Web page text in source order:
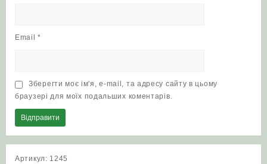
Email*
Зберегти моє ім'я, e-mail, та адресу сайту в цьому
браузері для моїх подальших коментарів.
Артикул: 1245